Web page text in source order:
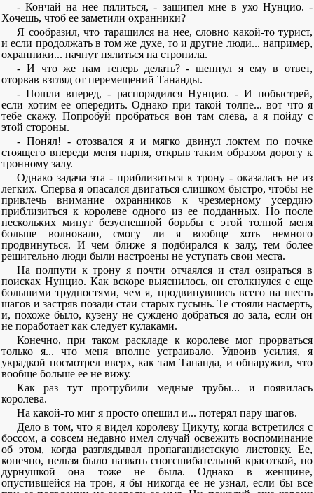
- Кончай на нее пялиться, - зашипел мне в ухо Нунцио. -
Хочешь, чтоб ее заметили охранники?
Я сообразил, что таращился на нее, словно какой-то турист,
и если продолжать в том же духе, то и другие люди... например,
охранники... начнут пялиться на стропила.
- И что же нам теперь делать? - шепнул я ему в ответ,
оторвав взгляд от перемещений Тананды.
- Пошли вперед, - распорядился Нунцио. - И побыстрей,
если хотим ее опередить. Однако при такой толпе... вот что я
тебе скажу. Попробуй пробраться вон там слева, а я пойду с
этой стороны.
- Понял! - отозвался я и мягко двинул локтем по почке
стоящего впереди меня парня, открыв таким образом дорогу к
тронному залу.
Однако задача эта - приблизиться к трону - оказалась не из
легких. Сперва я опасался двигаться слишком быстро, чтобы не
привлечь внимание охранников к чрезмерному усердию
приблизиться к королеве одного из ее подданных. Но после
нескольких минут безуспешной борьбы с этой толпой меня
больше волновало, смогу ли я вообще хоть немного
продвинуться. И чем ближе я подбирался к залу, тем более
решительно люди были настроены не уступать свои места.
На полпути к трону я почти отчаялся и стал озираться в
поисках Нунцио. Как вскоре выяснилось, он столкнулся с еще
большими трудностями, чем я, продвинувшись всего на шесть
шагов и застряв позади стаи старых гусынь. Те стояли насмерть,
и, похоже было, кузену не суждено добраться до зала, если он
не поработает как следует кулаками.
Конечно, при таком раскладе к королеве мог прорваться
только я... что меня вполне устраивало. Удвоив усилия, я
украдкой посмотрел вверх, как там Тананда, и обнаружил, что
вообще больше ее не вижу.
Как раз тут протрубили медные трубы... и появилась
королева.
На какой-то миг я просто опешил и... потерял пару шагов.
Дело в том, что я видел королеву Цикуту, когда встретился с
боссом, а совсем недавно имел случай освежить воспоминание
об этом, когда разглядывал пропагандистскую листовку. Ее,
конечно, нельзя было назвать сногсшибательной красоткой, но
дурнушкой она тоже не была. Однако в женщине,
опустившейся на трон, я бы никогда ее не узнал, если бы все